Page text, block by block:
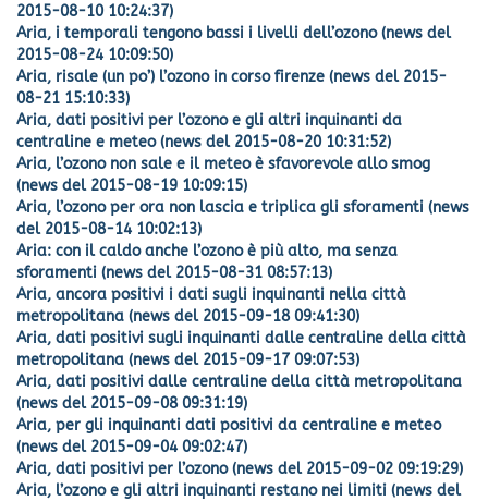
2015-08-10 10:24:37)
Aria, i temporali tengono bassi i livelli dell’ozono (news del
2015-08-24 10:09:50)
Aria, risale (un po’) l’ozono in corso firenze (news del 2015-
08-21 15:10:33)
Aria, dati positivi per l’ozono e gli altri inquinanti da
centraline e meteo (news del 2015-08-20 10:31:52)
Aria, l’ozono non sale e il meteo è sfavorevole allo smog
(news del 2015-08-19 10:09:15)
Aria, l’ozono per ora non lascia e triplica gli sforamenti (news
del 2015-08-14 10:02:13)
Aria: con il caldo anche l’ozono è più alto, ma senza
sforamenti (news del 2015-08-31 08:57:13)
Aria, ancora positivi i dati sugli inquinanti nella città
metropolitana (news del 2015-09-18 09:41:30)
Aria, dati positivi sugli inquinanti dalle centraline della città
metropolitana (news del 2015-09-17 09:07:53)
Aria, dati positivi dalle centraline della città metropolitana
(news del 2015-09-08 09:31:19)
Aria, per gli inquinanti dati positivi da centraline e meteo
(news del 2015-09-04 09:02:47)
Aria, dati positivi per l’ozono (news del 2015-09-02 09:19:29)
Aria, l’ozono e gli altri inquinanti restano nei limiti (news del